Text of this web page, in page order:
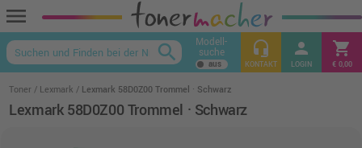
menu
keyboard_arrow_up
search Modell-
suche headset_mic
KONTAKT
person
LOGIN
shopping_cart
€ 0,00
Toner Lexmark Lexmark 58D0Z00 Trommel · Schwarz
Lexmark 58D0Z00 Trommel · Schwarz